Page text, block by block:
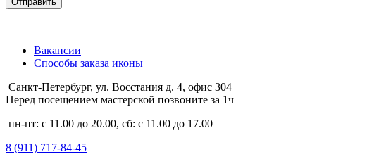
Вакансии
Способы заказа иконы
Санкт-Петербург, ул. Восстания д. 4, офис 304
Перед посещением мастерской позвоните за 1ч
пн-пт: с 11.00 до 20.00, сб: с 11.00 до 17.00
8 (911) 717-84-45